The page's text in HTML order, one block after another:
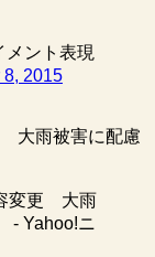
ント表現
8, 2015
大雨被害に配慮
変更 大雨
- Yahoo!ニ